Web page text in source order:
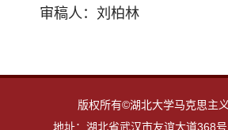
审稿人：刘柏林
版权所有©湖北大学马克思主
地址：湖北省武汉市友谊大道368